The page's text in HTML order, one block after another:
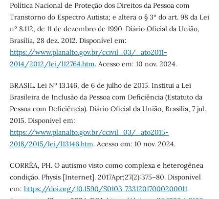
Política Nacional de Proteção dos Direitos da Pessoa com
Transtorno do Espectro Autista; e altera o § 3º do art. 98 da Lei
nº 8.112, de 11 de dezembro de 1990. Diário Oficial da União,
Brasília, 28 dez. 2012. Disponível em:
https://www.planalto.gov.br/ccivil_03/_ato2011-
2014/2012/lei/l12764.htm. Acesso em: 10 nov. 2024.
BRASIL. Lei Nº 13.146, de 6 de julho de 2015. Institui a Lei
Brasileira de Inclusão da Pessoa com Deficiência (Estatuto da
Pessoa com Deficiência). Diário Oficial da União, Brasília, 7 jul.
2015. Disponível em:
https://www.planalto.gov.br/ccivil_03/_ato2015-
2018/2015/lei/l13146.htm. Acesso em: 10 nov. 2024.
CORRÊA, PH. O autismo visto como complexa e heterogênea
condição. Physis [Internet]. 2017Apr;27(2):375–80. Disponivel
em: https://doi.org/10.1590/S0103-73312017000200011.